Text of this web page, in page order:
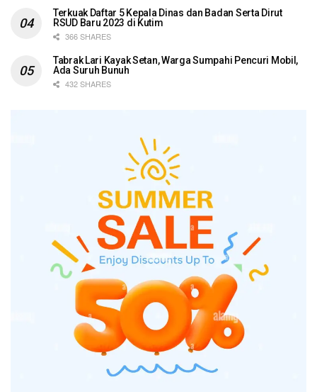
Terkuak Daftar 5 Kepala Dinas dan Badan Serta Dirut
RSUD Baru 2023 di Kutim
366 SHARES
Tabrak Lari Kayak Setan, Warga Sumpahi Pencuri Mobil,
Ada Suruh Bunuh
432 SHARES